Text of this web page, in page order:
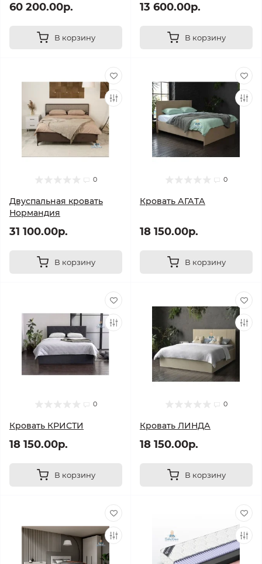
60 200.00р.
В корзину
13 600.00р.
В корзину
0
Двуспальная кровать
Нормандия
31 100.00р.
В корзину
0
Кровать АГАТА
18 150.00р.
В корзину
0
Кровать КРИСТИ
18 150.00р.
В корзину
0
Кровать ЛИНДА
18 150.00р.
В корзину